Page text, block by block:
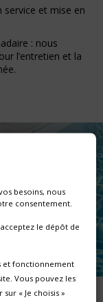
service et mise en
: nous
l’entretien et la
besoins, nous
consentement.
le dépôt de
et fonctionnement
Vous pouvez les
« Je choisis »